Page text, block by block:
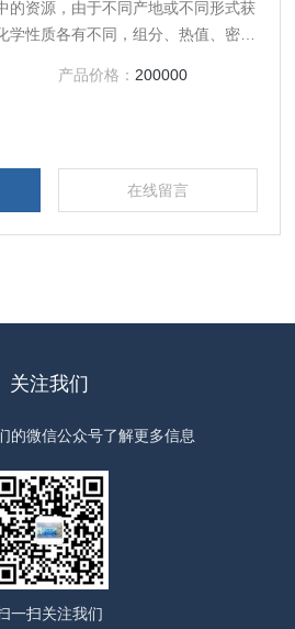
的资源，由于不同产地或不同形式获
学性质各有不同，组分、热值、密度
参数，热值直接影响了交易价格，为
了成套在线天然气热值检测系统的仪
工业的发展。
产品价格： 200000
在线留言
关注我们
的微信公众号了解更多信息
一扫关注我们